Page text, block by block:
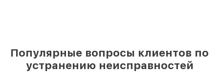
Популярные вопросы клиентов по
устранению неисправностей